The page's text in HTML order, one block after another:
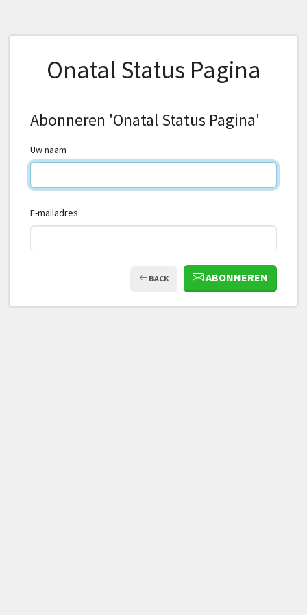
Onatal Status Pagina
Abonneren 'Onatal Status Pagina'
Uw naam
E-mailadres
BACK ABONNEREN